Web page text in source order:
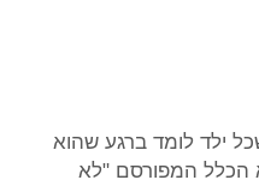
ילד לומד ברגע שהוא
הכלל המפורסם "לא